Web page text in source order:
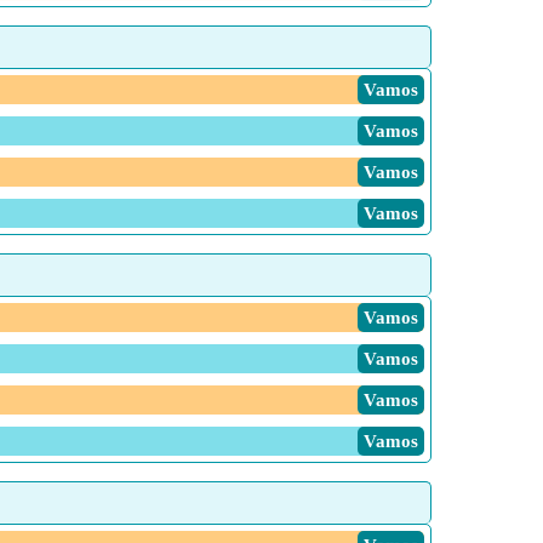
Vamos
Vamos
Vamos
Vamos
Vamos
Vamos
Vamos
Vamos